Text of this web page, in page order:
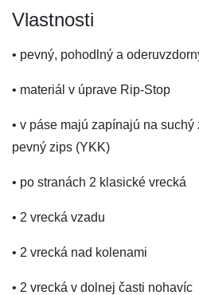
Vlastnosti
• pevný, pohodlný a
• materiál v úprave Rip-Stop
• v páse majú zapínajú na
pevný zips (YKK)
• po stranách 2 klasické vrecká
• 2 vrecká vzadu
• 2 vrecká nad kolenami
• 2 vrecká v dolnej časti nohavíc